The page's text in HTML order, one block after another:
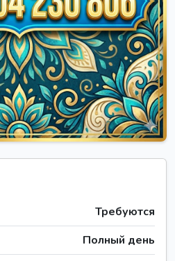
Требуются
Полный день